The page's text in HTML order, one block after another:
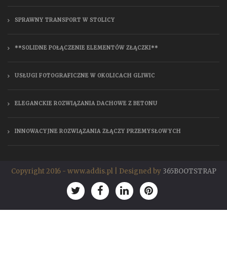
SPRAWNY TRANSPORT W STOLICY
**SOLIDNE POŁĄCZENIE ELEMENTÓW ZŁĄCZKI**
USŁUGI FOTOGRAFICZNE W OKOLICACH GLIWIC
ELEGANCKIE ROZWIĄZANIA DACHOWE Z BETONU
INNOWACYJNE ROZWIĄZANIA ZŁĄCZY PRZEMYSŁOWYCH
Copyright 2016 - www.addis.pl | Designed by 365BOOTSTRAP